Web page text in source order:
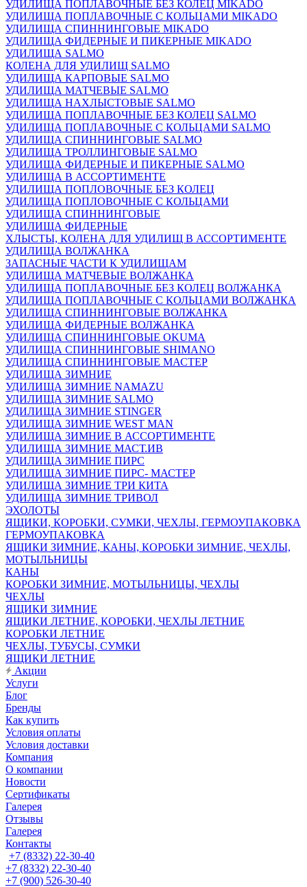
УДИЛИЩА ПОПЛАВОЧНЫЕ БЕЗ КОЛЕЦ MIKADO
УДИЛИЩА ПОПЛАВОЧНЫЕ С КОЛЬЦАМИ MIKADO
УДИЛИЩА СПИННИНГОВЫЕ MIKADO
УДИЛИЩА ФИДЕРНЫЕ И ПИКЕРНЫЕ MIKADO
УДИЛИЩА SALMO
КОЛЕНА ДЛЯ УДИЛИЩ SALMO
УДИЛИЩА КАРПОВЫЕ SALMO
УДИЛИЩА МАТЧЕВЫЕ SALMO
УДИЛИЩА НАХЛЫСТОВЫЕ SALMO
УДИЛИЩА ПОПЛАВОЧНЫЕ БЕЗ КОЛЕЦ SALMO
УДИЛИЩА ПОПЛАВОЧНЫЕ С КОЛЬЦАМИ SALMO
УДИЛИЩА СПИННИНГОВЫЕ SALMO
УДИЛИЩА ТРОЛЛИНГОВЫЕ SALMO
УДИЛИЩА ФИДЕРНЫЕ И ПИКЕРНЫЕ SALMO
УДИЛИЩА В АССОРТИМЕНТЕ
УДИЛИЩА ПОПЛОВОЧНЫЕ БЕЗ КОЛЕЦ
УДИЛИЩА ПОПЛОВОЧНЫЕ С КОЛЬЦАМИ
УДИЛИЩА СПИННИНГОВЫЕ
УДИЛИЩА ФИДЕРНЫЕ
ХЛЫСТЫ, КОЛЕНА ДЛЯ УДИЛИЩ В АССОРТИМЕНТЕ
УДИЛИЩА ВОЛЖАНКА
ЗАПАСНЫЕ ЧАСТИ К УДИЛИЩАМ
УДИЛИЩА МАТЧЕВЫЕ ВОЛЖАНКА
УДИЛИЩА ПОПЛАВОЧНЫЕ БЕЗ КОЛЕЦ ВОЛЖАНКА
УДИЛИЩА ПОПЛАВОЧНЫЕ С КОЛЬЦАМИ ВОЛЖАНКА
УДИЛИЩА СПИННИНГОВЫЕ ВОЛЖАНКА
УДИЛИЩА ФИДЕРНЫЕ ВОЛЖАНКА
УДИЛИЩА СПИННИНГОВЫЕ OKUMA
УДИЛИЩА СПИННИНГОВЫЕ SHIMANO
УДИЛИЩА СПИННИНГОВЫЕ МАСТЕР
УДИЛИЩА ЗИМНИЕ
УДИЛИЩА ЗИМНИЕ NAMAZU
УДИЛИЩА ЗИМНИЕ SALMO
УДИЛИЩА ЗИМНИЕ STINGER
УДИЛИЩА ЗИМНИЕ WEST MAN
УДИЛИЩА ЗИМНИЕ В АССОРТИМЕНТЕ
УДИЛИЩА ЗИМНИЕ МАСТ.ИВ
УДИЛИЩА ЗИМНИЕ ПИРС
УДИЛИЩА ЗИМНИЕ ПИРС- МАСТЕР
УДИЛИЩА ЗИМНИЕ ТРИ КИТА
УДИЛИЩА ЗИМНИЕ ТРИВОЛ
ЭХОЛОТЫ
ЯЩИКИ, КОРОБКИ, СУМКИ, ЧЕХЛЫ, ГЕРМОУПАКОВКА
ГЕРМОУПАКОВКА
ЯЩИКИ ЗИМНИЕ, КАНЫ, КОРОБКИ ЗИМНИЕ, ЧЕХЛЫ,
МОТЫЛЬНИЦЫ
КАНЫ
КОРОБКИ ЗИМНИЕ, МОТЫЛЬНИЦЫ, ЧЕХЛЫ
ЧЕХЛЫ
ЯЩИКИ ЗИМНИЕ
ЯЩИКИ ЛЕТНИЕ, КОРОБКИ, ЧЕХЛЫ ЛЕТНИЕ
КОРОБКИ ЛЕТНИЕ
ЧЕХЛЫ, ТУБУСЫ, СУМКИ
ЯЩИКИ ЛЕТНИЕ
Акции
Услуги
Блог
Бренды
Как купить
Условия оплаты
Условия доставки
Компания
О компании
Новости
Сертификаты
Галерея
Отзывы
Галерея
Контакты
+7 (8332) 22-30-40
+7 (8332) 22-30-40
+7 (900) 526-30-40